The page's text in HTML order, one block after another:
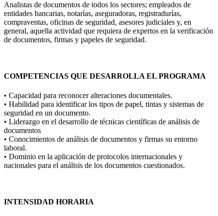
Analistas de documentos de todos los sectores; empleados de
entidades bancarias, notarías, aseguradoras, registradurías,
compraventas, oficinas de seguridad, asesores judiciales y, en
general, aquella actividad que requiera de expertos en la verificación
de documentos, firmas y papeles de seguridad.
COMPETENCIAS QUE DESARROLLA EL PROGRAMA
• Capacidad para reconocer alteraciones documentales.
• Habilidad para identificar los tipos de papel, tintas y sistemas de
seguridad en un documento.
• Liderazgo en el desarrollo de técnicas científicas de análisis de
documentos
• Conocimientos de análisis de documentos y firmas su entorno
laboral.
• Dominio en la aplicación de protocolos internacionales y
nacionales para el análisis de los documentos cuestionados.
INTENSIDAD HORARIA